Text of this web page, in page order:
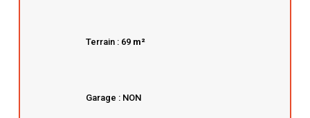
Terrain : 69 m²
Garage : NON